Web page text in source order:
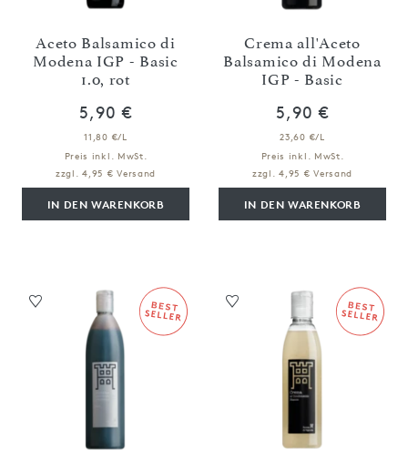
Aceto Balsamico di
Modena IGP - Basic
1.0, rot
5,90 €
11,80 €/L
Preis inkl. MwSt.
zzgl. 4,95 € Versand
IN DEN WARENKORB
Crema all'Aceto
Balsamico di Modena
IGP - Basic
5,90 €
23,60 €/L
Preis inkl. MwSt.
zzgl. 4,95 € Versand
IN DEN WARENKORB